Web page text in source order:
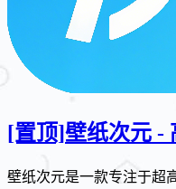
[置顶]壁纸次元 -
壁纸次元是一款专注于超